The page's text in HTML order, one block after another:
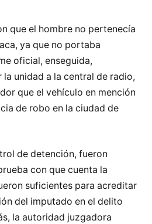
que el hombre no pertenecía
ya que no portaba
oficial, enseguida,
unidad a la central de radio,
que el vehículo en mención
de robo en la ciudad de
de detención, fueron
con que cuenta la
suficientes para acreditar
del imputado en el delito
la autoridad juzgadora